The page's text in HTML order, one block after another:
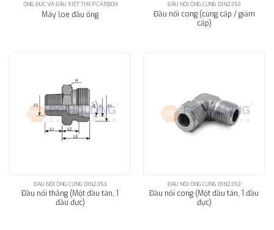
ỐNG ĐÚC VÀ ĐẦU XIẾT THÉP CARBON
Máy loe đầu ống
ĐẦU NỐI ỐNG CỨNG DIN2353
Đầu nối cong (cùng cấp / giảm
cấp)
ĐẦU NỐI ỐNG CỨNG DIN2353
Đầu nối thẳng (Một đầu tán, 1
đầu đực)
ĐẦU NỐI ỐNG CỨNG DIN2353
Đầu nối cong (Một đầu tán, 1 đầu
đực)